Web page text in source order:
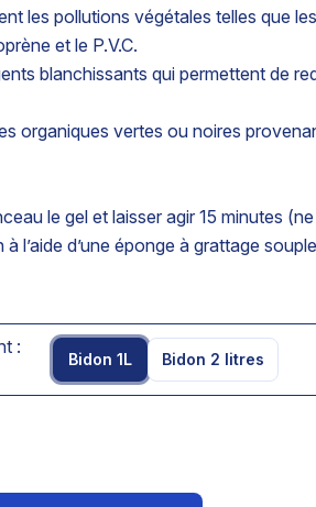
les pollutions végétales telles que
et le P.V.C.
blanchissants qui permettent de
organiques vertes ou noires
le gel et laisser agir 15 minutes
l’aide d’une éponge à grattage
:
Bidon 1L Bidon 2 litres